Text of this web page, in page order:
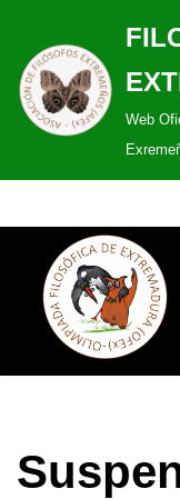
Saltar
al
contenido
Web